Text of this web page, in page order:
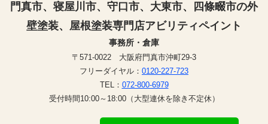
門真市、寝屋川市、守口市、大東市、四條畷市の外
壁塗装、屋根塗装専門店アビリティペイント
事務所・倉庫
〒571-0022 大阪府門真市沖町29-3
フリーダイヤル： 0120-227-723
TEL： 072-800-6979
受付時間10:00～18:00（大型連休を除き不定休）